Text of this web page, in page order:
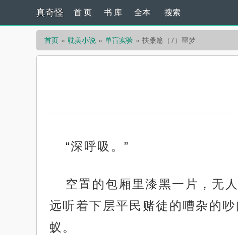
真奇怪 首 页 书 库 全本 搜索
首页 耽美小说 单盲实验 扶桑篇（7）噩梦
“深呼吸。”
空置的包厢里漆黑一片，无
远听着下层平民赌徒的嘈杂的
蚁。